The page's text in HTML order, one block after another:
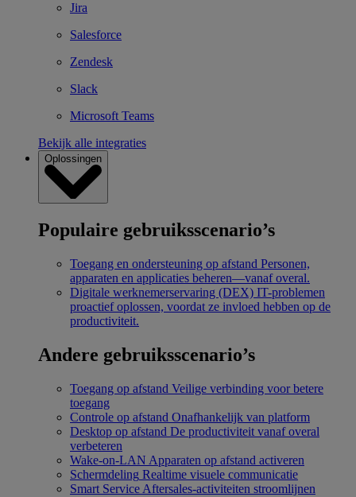
Jira
Salesforce
Zendesk
Slack
Microsoft Teams
Bekijk alle integraties
Oplossingen
Populaire gebruiksscenario’s
Toegang en ondersteuning op afstand Personen,
apparaten en applicaties beheren—vanaf overal.
Digitale werknemerservaring (DEX) IT-problemen
proactief oplossen, voordat ze invloed hebben op de
productiviteit.
Andere gebruiksscenario’s
Toegang op afstand Veilige verbinding voor betere
toegang
Controle op afstand Onafhankelijk van platform
Desktop op afstand De productiviteit vanaf overal
verbeteren
Wake-on-LAN Apparaten op afstand activeren
Schermdeling Realtime visuele communicatie
Smart Service Aftersales-activiteiten stroomlijnen